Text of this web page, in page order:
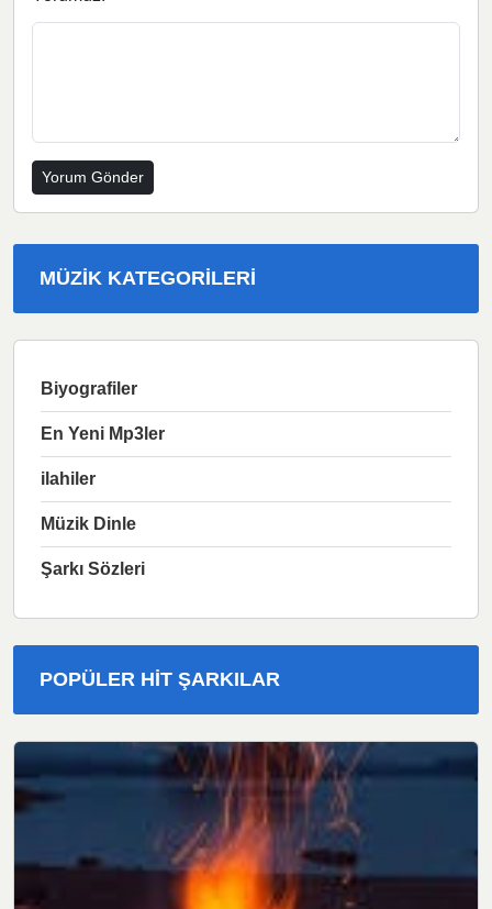
MÜZIK KATEGORILERI
Biyografiler
En Yeni Mp3ler
ilahiler
Müzik Dinle
Şarkı Sözleri
POPÜLER HIT ŞARKILAR